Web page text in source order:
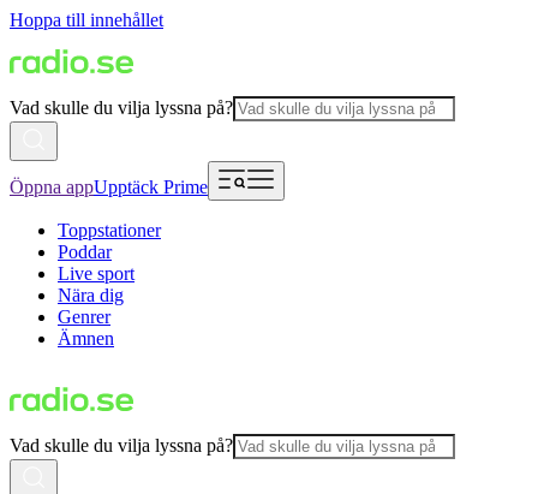
Hoppa till innehållet
Vad skulle du vilja lyssna på?
Öppna appUpptäck Prime
Toppstationer
Poddar
Live sport
Nära dig
Genrer
Ämnen
Vad skulle du vilja lyssna på?